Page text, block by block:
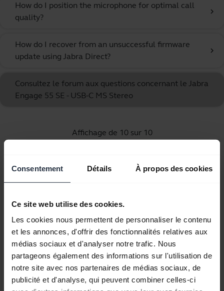
Consentement Détails À propos des cookies
Ce site web utilise des cookies.
Les cookies nous permettent de personnaliser le contenu
et les annonces, d'offrir des fonctionnalités relatives aux
médias sociaux et d'analyser notre trafic. Nous
partageons également des informations sur l'utilisation de
notre site avec nos partenaires de médias sociaux, de
publicité et d'analyse, qui peuvent combiner celles-ci
How do I position the microphone for optimal call
quality?
chevron_right
How do I recover from an unsuccessful firmware
update using Jabra Direct?
chevron_right
Consultez le forum aux questions concernant le Jabra
Engage 55 SE - USB-C MS Stereo
Affichage de 10 sur 10
Documents produits
Manuel de l'utilisateur
Français (Canada)
Télécharger
2.69 MB - pdf